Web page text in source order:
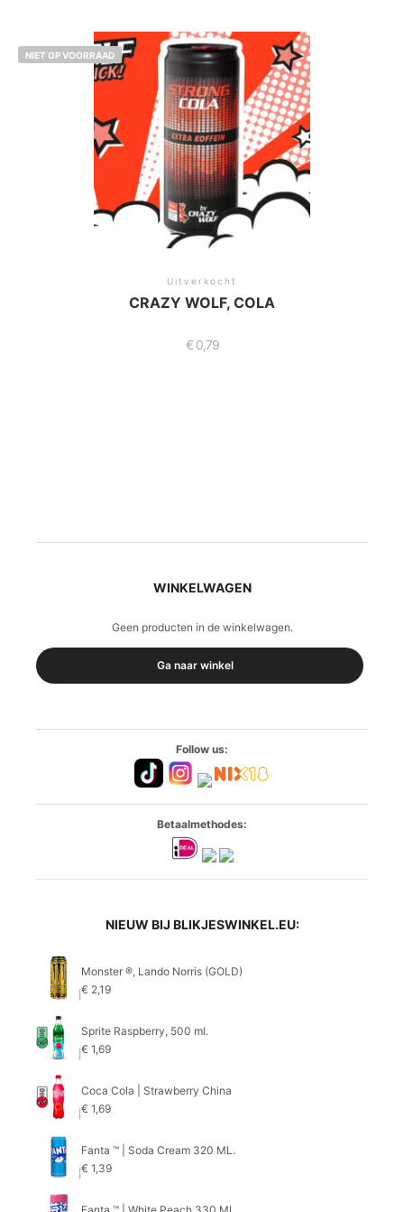
NIET OP VOORRAAD
Uitverkocht
CRAZY WOLF, COLA
€0,79
WINKELWAGEN
Geen producten in de winkelwagen.
Ga naar winkel
Follow us:
Betaalmethodes:
NIEUW BIJ BLIKJESWINKEL.EU:
Monster ®, Lando Norris (GOLD)
€ 2,19
Sprite Raspberry, 500 ml.
€ 1,69
Coca Cola | Strawberry China
€ 1,69
Fanta ™ | Soda Cream 320 ML.
€ 1,39